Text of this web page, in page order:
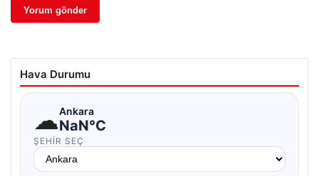
Hava Durumu
☁Ankara
NaN°C
ŞEHIR SEÇ